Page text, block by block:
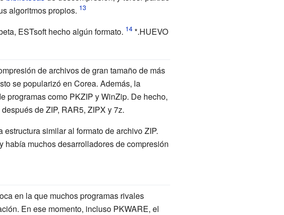
algoritmos propios.
ESTsoft hecho algún formato.
*.HUEVO
de archivos de gran tamaño de más
se popularizó en Corea. Además, la
programas como PKZIP y WinZip. De hecho,
de ZIP, RAR5, ZIPX y 7z.
similar al formato de archivo ZIP.
había muchos desarrolladores de compresión
en la que muchos programas rivales
En ese momento, incluso PKWARE, el